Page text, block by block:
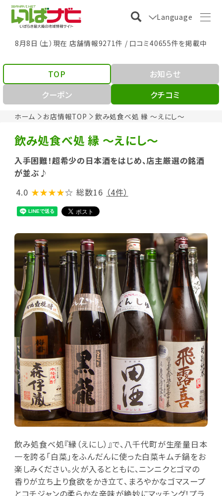
Language
8月8日（土）現在 店舗情報9271件 / 口コミ40655件を掲載中
ホーム お店情報TOP 飲み処食べ処 縁 ～えにし～
TOP
お知らせ
クーポン
クチコミ
飲み処食べ処 縁 ～えにし～
入手困難！超希少の日本酒をはじめ、店主厳選の銘酒
が並ぶ♪
4.0 ★★★★☆ 総数16 （4件）
飲み処食べ処『縁（えにし）』で、八千代町が生産量日本
一を誇る「白菜」をふんだんに使った白菜キムチ鍋をお
楽しみください。火が入るとともに、ニンニクとゴマの
香りが立ち上り食欲をかき立て、まろやかなゴマスープ
とコチジャンの柔らかな辛味が絶妙にマッチング！プラ